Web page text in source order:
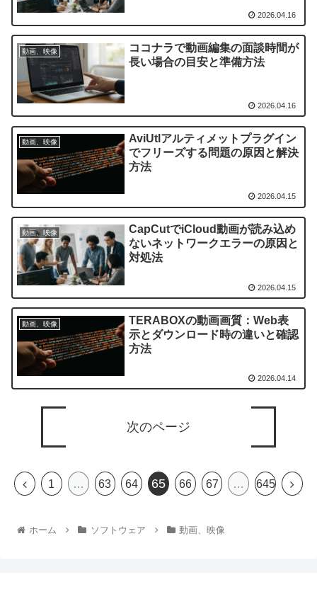
2026.04.16
動画、映像
ココナラで動画編集の面談時間が
長い場合の目安と準備方法
2026.04.16
動画、映像
AviUtlアルティメットプラグイン
でフリーズする問題の原因と解決
方法
2026.04.15
動画、映像
CapCutでiCloud動画が読み込め
ないネットワークエラーの原因と
対処法
2026.04.15
動画、映像
TERABOXの動画画質：Web表
示とダウンロード時の違いと確認
方法
2026.04.14
次のページ
1 … 63 64 65 66 67 … 645
ホーム ソフトウェア 動画、映像